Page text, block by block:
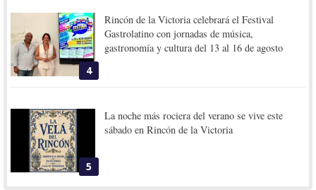
4
Rincón de la Victoria celebrará el Festival
Gastrolatino con jornadas de música,
gastronomía y cultura del 13 al 16 de agosto
5
La noche más rociera del verano se vive este
sábado en Rincón de la Victoria